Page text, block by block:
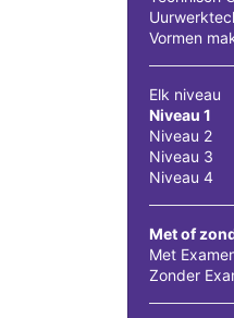
Vormen
Elk niveau
Niveau 1
Niveau 2
Niveau 3
Niveau 4
Met of
Met
Zonder